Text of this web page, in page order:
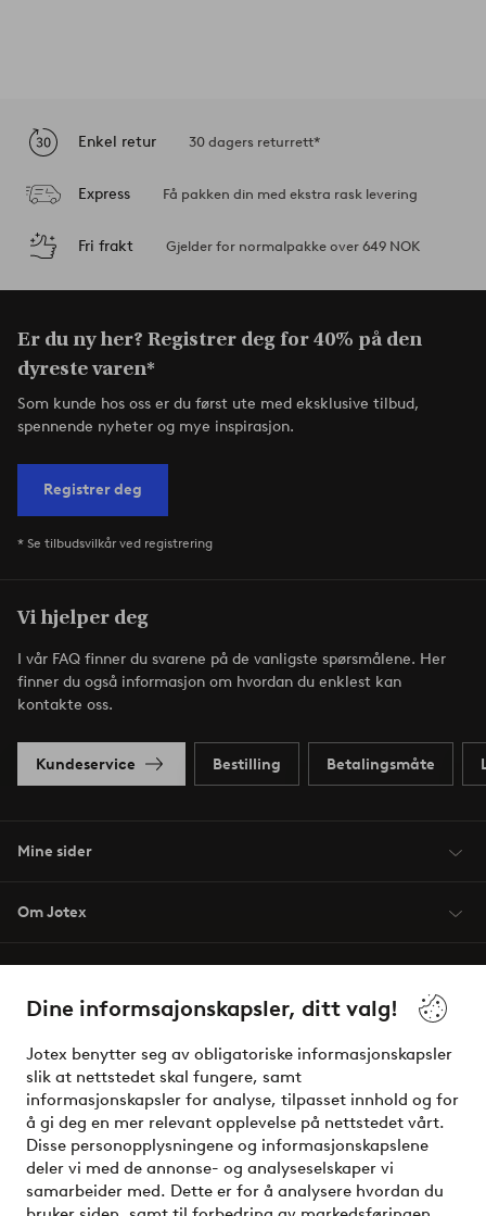
Dine informsajonskapsler, ditt valg!
Jotex benytter seg av obligatoriske informasjonskapsler
slik at nettstedet skal fungere, samt
informasjonskapsler for analyse, tilpasset innhold og for
å gi deg en mer relevant opplevelse på nettstedet vårt.
Disse personopplysningene og informasjonskapslene
deler vi med de annonse- og analyseselskaper vi
samarbeider med. Dette er for å analysere hvordan du
Enkel retur 30 dagers returrett*
Express Få pakken din med ekstra rask levering
Fri frakt Gjelder for normalpakke over 649 NOK
Er du ny her? Registrer deg for 40% på den
dyreste varen*
Som kunde hos oss er du først ute med eksklusive tilbud,
spennende nyheter og mye inspirasjon.
Registrer deg
* Se tilbudsvilkår ved registrering
Vi hjelper deg
I vår FAQ finner du svarene på de vanligste spørsmålene. Her
finner du også informasjon om hvordan du enklest kan
kontakte oss.
Kundeservice Bestilling Betalingsmåte
Mine sider
Om Jotex
Venner
Sikre betalinger - Betal direkte eller del opp